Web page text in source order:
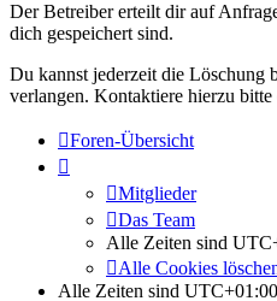
Der Betreiber erteilt dir auf
dich gespeichert sind.
Du kannst jederzeit die Löschung
verlangen. Kontaktiere hierzu bitte
Foren-Übersicht
Mitglieder
Das Team
Alle Zeiten sind
Alle Cookies
Alle Zeiten sind UTC+01:00